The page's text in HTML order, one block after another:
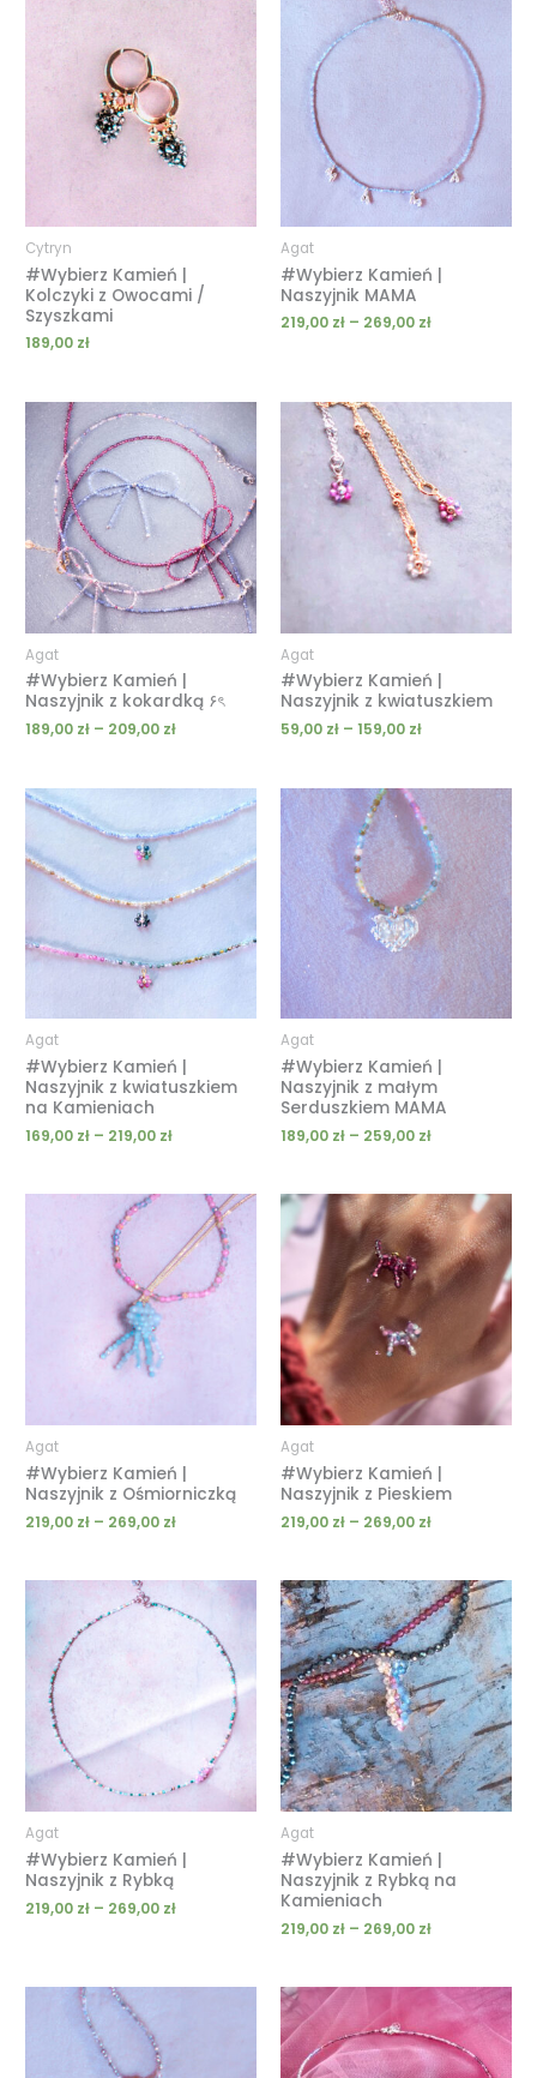
Cytryn
#Wybierz Kamień |
Kolczyki z Owocami /
Szyszkami
189,00 zł
Agat
#Wybierz Kamień |
Naszyjnik MAMA
219,00 zł – 269,00 zł
cen:
od
219,00 zł
269,00 zł
Agat
#Wybierz Kamień |
Naszyjnik z kokardką ۶ৎ
189,00 zł – 209,00 zł
cen:
od
189,00 zł
do
209,00 zł
Agat
#Wybierz Kamień |
Naszyjnik z kwiatuszkiem
59,00 zł – 159,00 zł
cen:
od
59,00 zł
do
159,00 zł
Agat
#Wybierz Kamień |
Naszyjnik z kwiatuszkiem
na Kamieniach
169,00 zł – 219,00 zł
od
219,00 zł
Agat
#Wybierz Kamień |
Naszyjnik z małym
Serduszkiem MAMA
189,00 zł – 259,00 zł
Zakres
cen:
od
189,00 zł
do
259,00 zł
Agat
#Wybierz Kamień |
Naszyjnik z Ośmiorniczką
219,00 zł – 269,00 zł
Zakres
cen:
od
219,00 zł
269,00 zł
Agat
#Wybierz Kamień |
Naszyjnik z Pieskiem
219,00 zł – 269,00 zł
Zakres
cen:
od
219,00 zł
do
269,00 zł
Agat
#Wybierz Kamień |
Naszyjnik z Rybką
219,00 zł – 269,00 zł
cen:
od
219,00 zł
269,00 zł
Agat
#Wybierz Kamień |
Naszyjnik z Rybką na
Kamieniach
219,00 zł – 269,00 zł
Zakres
cen:
od
219,00 zł
do
269,00 zł
Zakres
cen:
od
199,00 zł
do